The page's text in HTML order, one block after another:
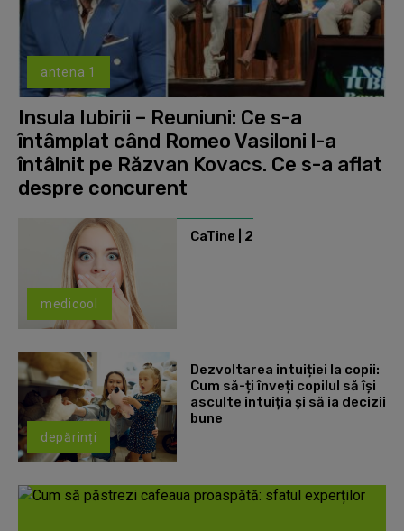
antena 1
Insula Iubirii – Reuniuni: Ce s-a
întâmplat când Romeo Vasiloni l-a
întâlnit pe Răzvan Kovacs. Ce s-a aflat
despre concurent
medicool
CaTine | 2
depărinți
Dezvoltarea intuiției la copii:
Cum să-ți înveți copilul să își
asculte intuiția și să ia decizii
bune